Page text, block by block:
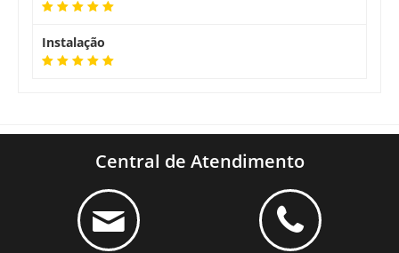
Instalação
Central de Atendimento